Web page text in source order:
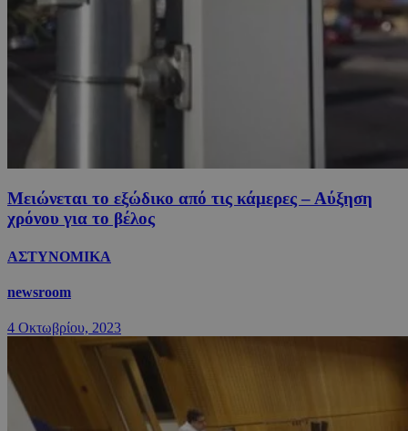
Μειώνεται το εξώδικο από τις κάμερες – Αύξηση
χρόνου για το βέλος
ΑΣΤΥΝΟΜΙΚΑ
newsroom
4 Οκτωβρίου, 2023